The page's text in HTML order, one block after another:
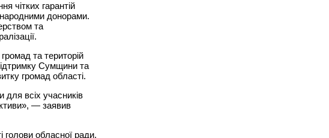
чітких гарантій
донорами.
та
та територій
Сумщини та
громад області.
для всіх учасників
— заявив
голови обласної ради,